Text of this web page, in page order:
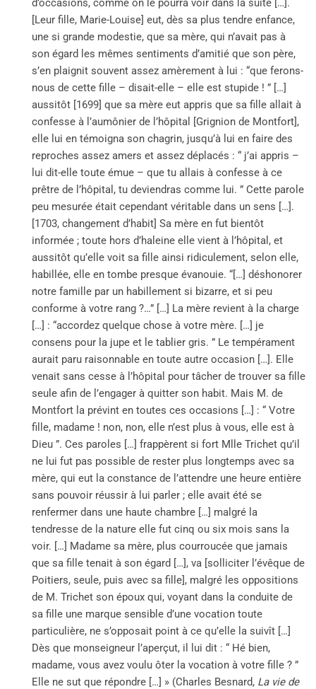
d’occasions, comme on le pourra voir dans la suite […].
[Leur fille, Marie-Louise] eut, dès sa plus tendre enfance,
une si grande modestie, que sa mère, qui n’avait pas à
son égard les mêmes sentiments d’amitié que son père,
s’en plaignit souvent assez amèrement à lui : “que ferons-
nous de cette fille – disait-elle – elle est stupide ! ” […]
aussitôt [1699] que sa mère eut appris que sa fille allait à
confesse à l’aumônier de l’hôpital [Grignion de Montfort],
elle lui en témoigna son chagrin, jusqu’à lui en faire des
reproches assez amers et assez déplacés : “ j’ai appris –
lui dit-elle toute émue – que tu allais à confesse à ce
prêtre de l’hôpital, tu deviendras comme lui. ” Cette parole
peu mesurée était cependant véritable dans un sens […].
[1703, changement d’habit] Sa mère en fut bientôt
informée ; toute hors d’haleine elle vient à l’hôpital, et
aussitôt qu’elle voit sa fille ainsi ridiculement, selon elle,
habillée, elle en tombe presque évanouie. “[…] déshonorer
notre famille par un habillement si bizarre, et si peu
conforme à votre rang ?…” […] La mère revient à la charge
[…] : “accordez quelque chose à votre mère. […] je
consens pour la jupe et le tablier gris. ” Le tempérament
aurait paru raisonnable en toute autre occasion […]. Elle
venait sans cesse à l’hôpital pour tâcher de trouver sa fille
seule afin de l’engager à quitter son habit. Mais M. de
Montfort la prévint en toutes ces occasions […] : “ Votre
fille, madame ! non, non, elle n’est plus à vous, elle est à
Dieu ”. Ces paroles […] frappèrent si fort Mlle Trichet qu’il
ne lui fut pas possible de rester plus longtemps avec sa
mère, qui eut la constance de l’attendre une heure entière
sans pouvoir réussir à lui parler ; elle avait été se
renfermer dans une haute chambre […] malgré la
tendresse de la nature elle fut cinq ou six mois sans la
voir. […] Madame sa mère, plus courroucée que jamais
que sa fille tenait à son égard […], va [solliciter l’évêque de
Poitiers, seule, puis avec sa fille], malgré les oppositions
de M. Trichet son époux qui, voyant dans la conduite de
sa fille une marque sensible d’une vocation toute
particulière, ne s’opposait point à ce qu’elle la suivît […]
Dès que monseigneur l’aperçut, il lui dit : “ Hé bien,
madame, vous avez voulu ôter la vocation à votre fille ? ”
Elle ne sut que répondre […] » (Charles Besnard, La vie de